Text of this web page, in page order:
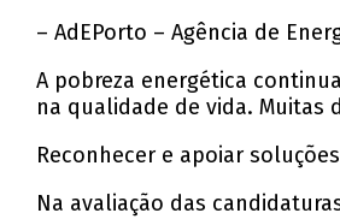
– AdEPorto – Agência de
A pobreza energética
na qualidade de vida. Muitas
Reconhecer e apoiar
Na avaliação das